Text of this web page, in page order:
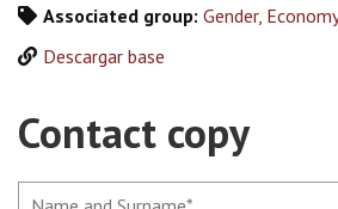
Associated group: Gender,
Descargar base
Contact copy